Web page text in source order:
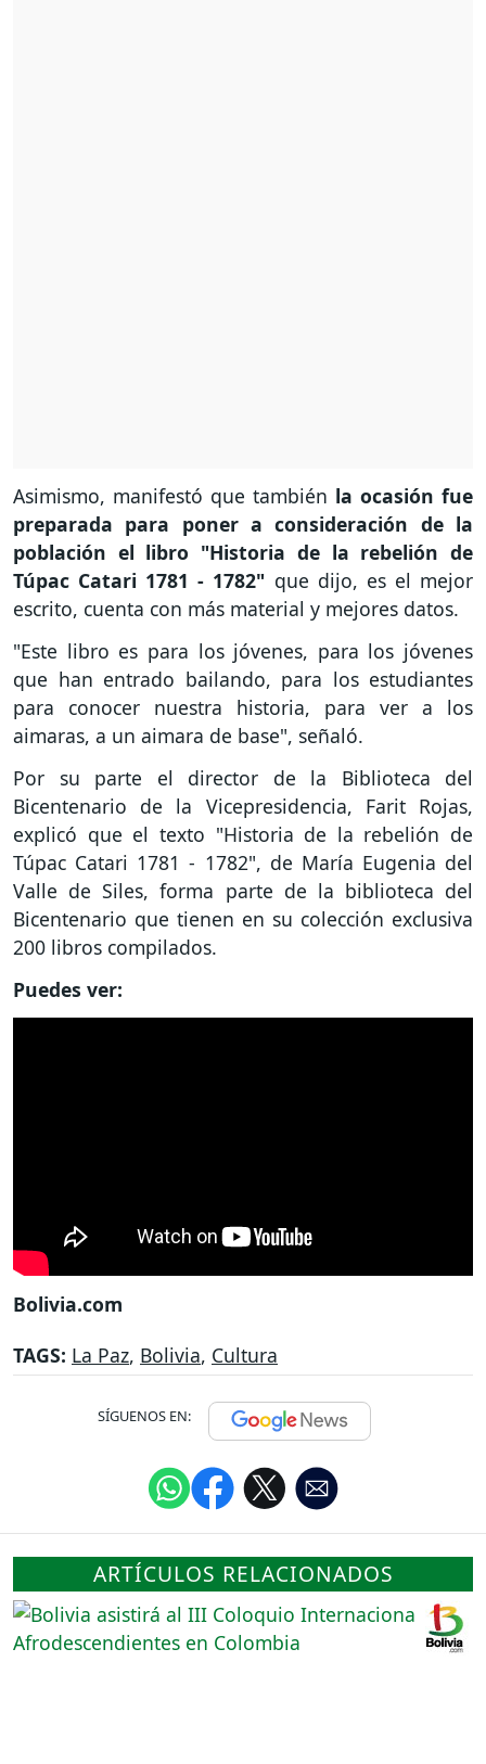
Asimismo, manifestó que también la ocasión fue
preparada para poner a consideración de la
población el libro "Historia de la rebelión de
Túpac Catari 1781 - 1782" que dijo, es el mejor
escrito, cuenta con más material y mejores datos.
"Este libro es para los jóvenes, para los jóvenes
que han entrado bailando, para los estudiantes
para conocer nuestra historia, para ver a los
aimaras, a un aimara de base", señaló.
Por su parte el director de la Biblioteca del
Bicentenario de la Vicepresidencia, Farit Rojas,
explicó que el texto "Historia de la rebelión de
Túpac Catari 1781 - 1782", de María Eugenia del
Valle de Siles, forma parte de la biblioteca del
Bicentenario que tienen en su colección exclusiva
200 libros compilados.
Puedes ver:
Bolivia.com
TAGS: La Paz, Bolivia, Cultura
SÍGUENOS EN:
ARTÍCULOS RELACIONADOS